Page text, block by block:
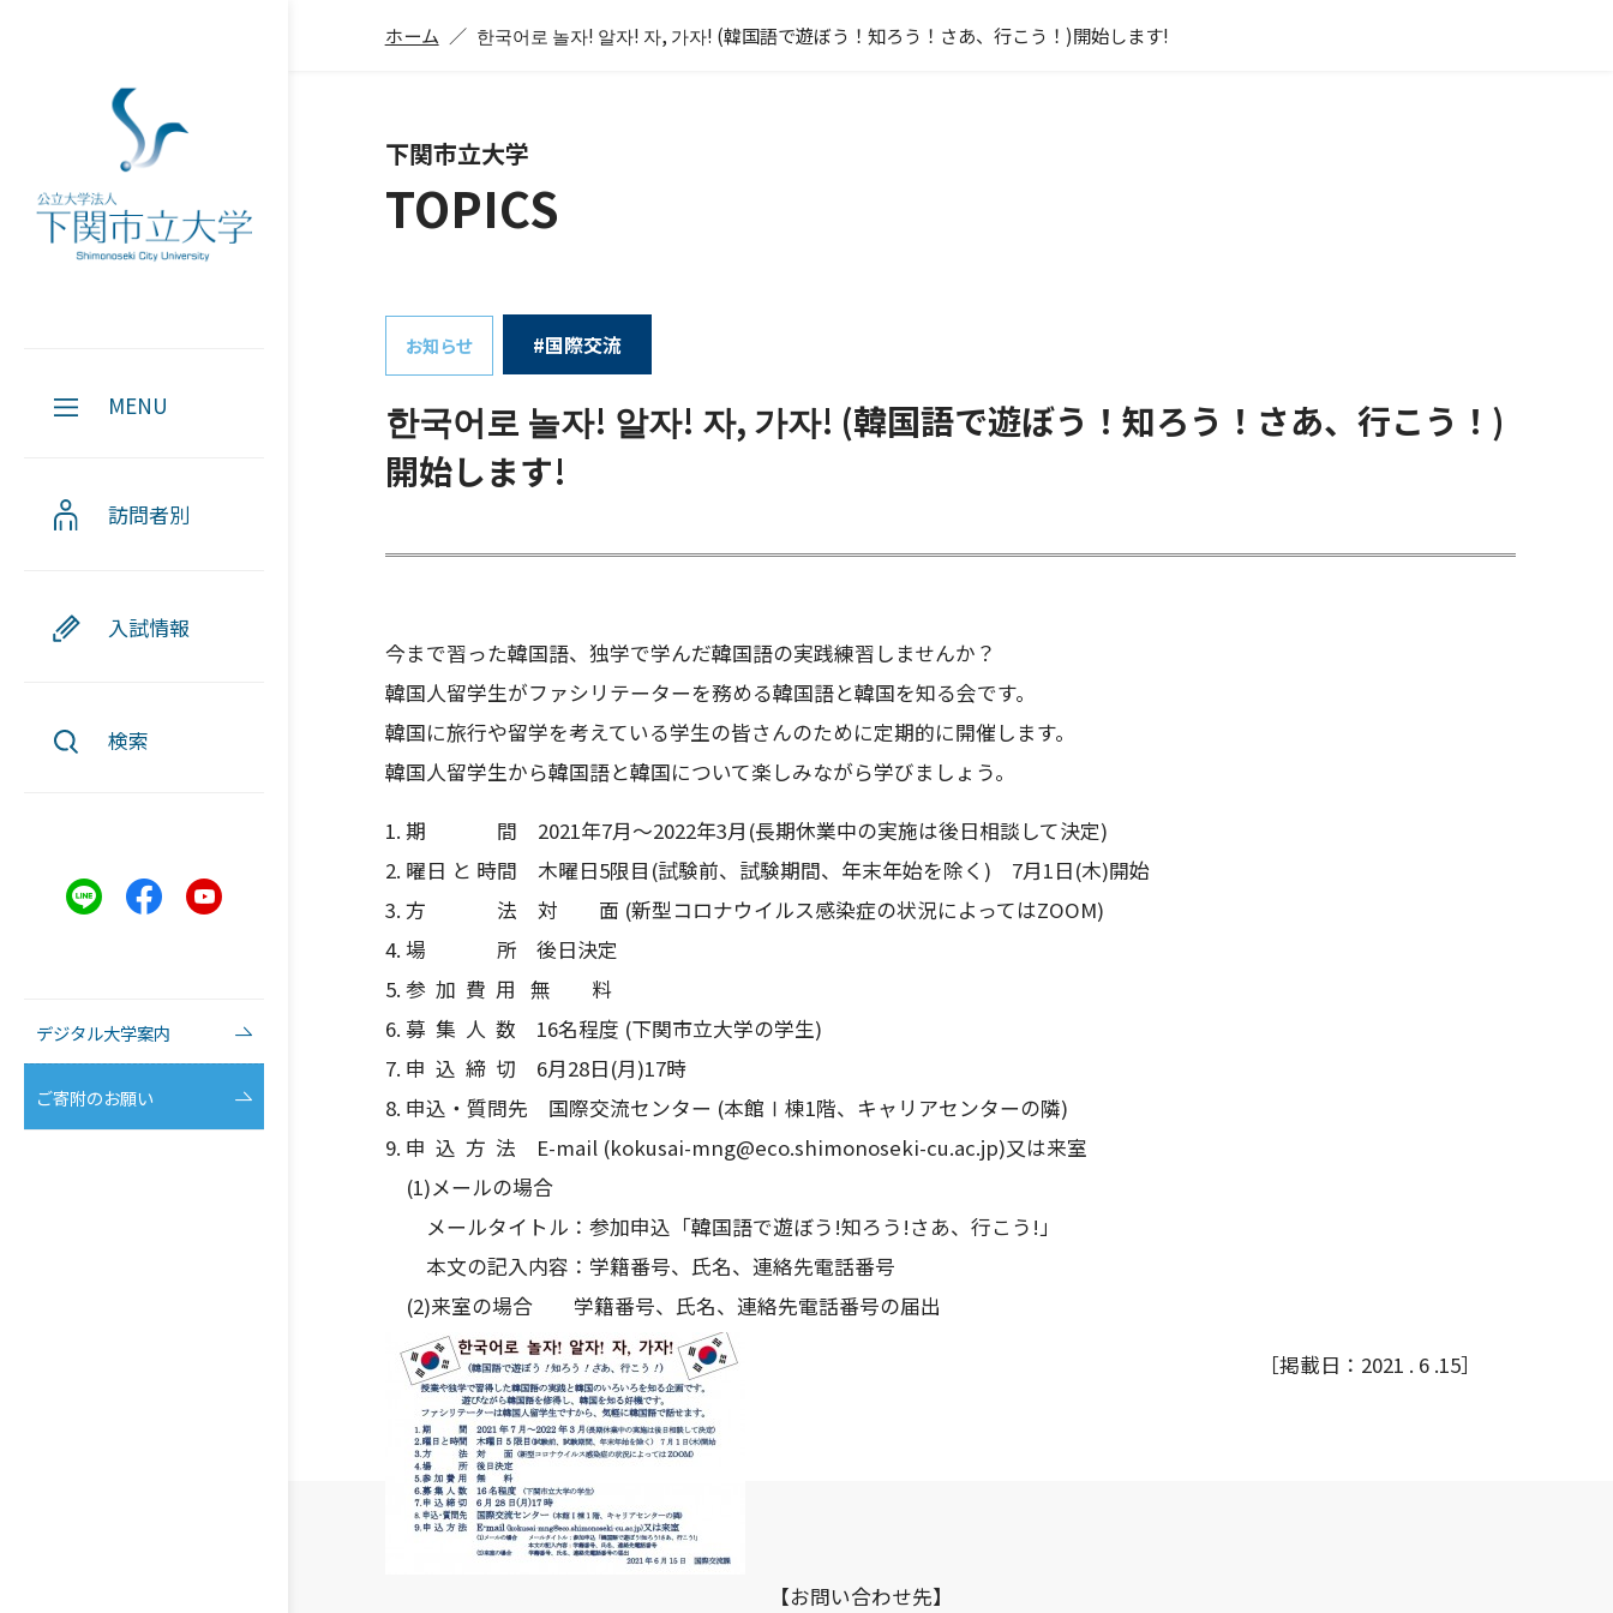
MENU
訪問者別
入試情報
検索
デジタル大学案内
ご寄附のお願い
ホーム 한국어로 놀자! 알자! 자, 가자! (韓国語で遊ぼう！知ろう！さあ、行こう！)開始します!
下関市立大学
TOPICS
お知らせ #国際交流
한국어로 놀자! 알자! 자, 가자! (韓国語で遊ぼう！知ろう！さあ、行こう！)
開始します!
今まで習った韓国語、独学で学んだ韓国語の実践練習しませんか？
韓国人留学生がファシリテーターを務める韓国語と韓国を知る会です。
韓国に旅行や留学を考えている学生の皆さんのために定期的に開催します。
韓国人留学生から韓国語と韓国について楽しみながら学びましょう。
1. 期 間 2021年7月～2022年3月(長期休業中の実施は後日相談して決定)
2. 曜日 と 時間 木曜日5限目(試験前、試験期間、年末年始を除く) 7月1日(木)開始
3. 方 法 対 面 (新型コロナウイルス感染症の状況によってはZOOM)
4. 場 所 後日決定
5. 参 加 費 用 無 料
6. 募 集 人 数 16名程度 (下関市立大学の学生)
7. 申 込 締 切 6月28日(月)17時
8. 申込・質問先 国際交流センター (本館Ⅰ棟1階、キャリアセンターの隣)
9. 申 込 方 法 E-mail (kokusai-mng@eco.shimonoseki-cu.ac.jp)又は来室
(1)メールの場合
メールタイトル：参加申込「韓国語で遊ぼう!知ろう!さあ、行こう!」
本文の記入内容：学籍番号、氏名、連絡先電話番号
(2)来室の場合 学籍番号、氏名、連絡先電話番号の届出
［掲載日：2021 . 6 .15］
【お問い合わせ先】